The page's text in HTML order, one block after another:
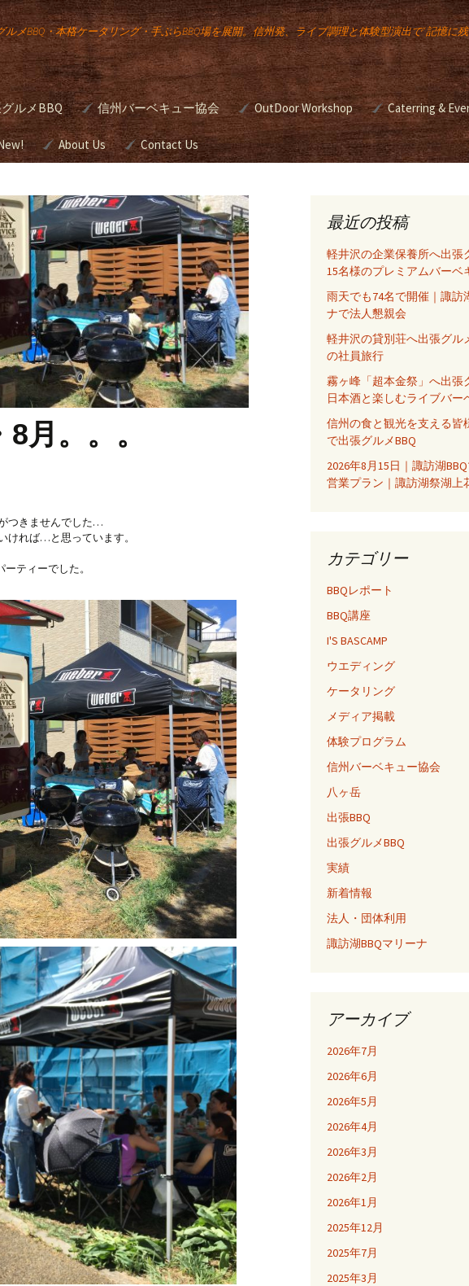
ルメBBQ・本格ケータリング・手ぶらBBQ場を展開。信州発、ライブ調理と体験型演出で“記憶に
ルメBBQ
出張
リン
ライ
ディ
信州バーベキュー協会
JBBQA バーベキュー検
定
OutDoor Workshop
本格バーベキュー講座
簡単スモーク講座
BBQグリルのシーズニ
ング（ガスグリル）
Caterring &
Event &
About Us Contact Us
月。。。
つきませんでした…
ければ…と思っています。
ティーでした。
最近の投稿
軽井沢の企業保養所へ出張
15名様のプレミアムバーベ
雨天でも74名で開催｜諏訪
ナで法人懇親会
軽井沢の貸別荘へ出張グル
の社員旅行
霧ヶ峰「超本金祭」へ出張
日本酒と楽しむライブバー
信州の食と観光を支える皆
で出張グルメBBQ
2026年8月15日｜諏訪湖
営業プラン｜諏訪湖祭湖上
カテゴリー
BBQレポート
BBQ講座
I'S BASCAMP
ウエディング
ケータリング
メディア掲載
体験プログラム
信州バーベキュー協会
八ヶ岳
出張BBQ
出張グルメBBQ
実績
新着情報
法人・団体利用
諏訪湖BBQマリーナ
アーカイブ
2026年7月
2026年6月
2026年5月
2026年4月
2026年3月
2026年2月
2026年1月
2025年12月
2025年7月
2025年3月